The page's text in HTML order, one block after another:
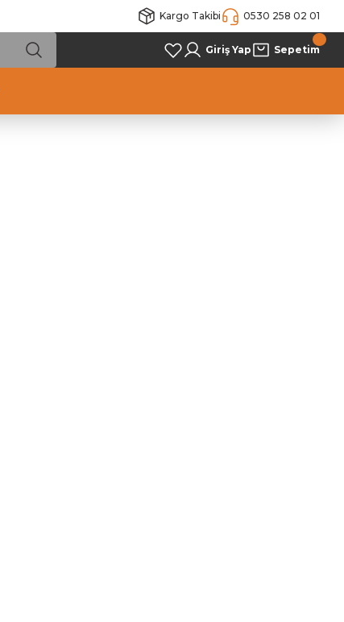
Kargo Takibi 0530 258 02 01
Giriş Yap Sepetim